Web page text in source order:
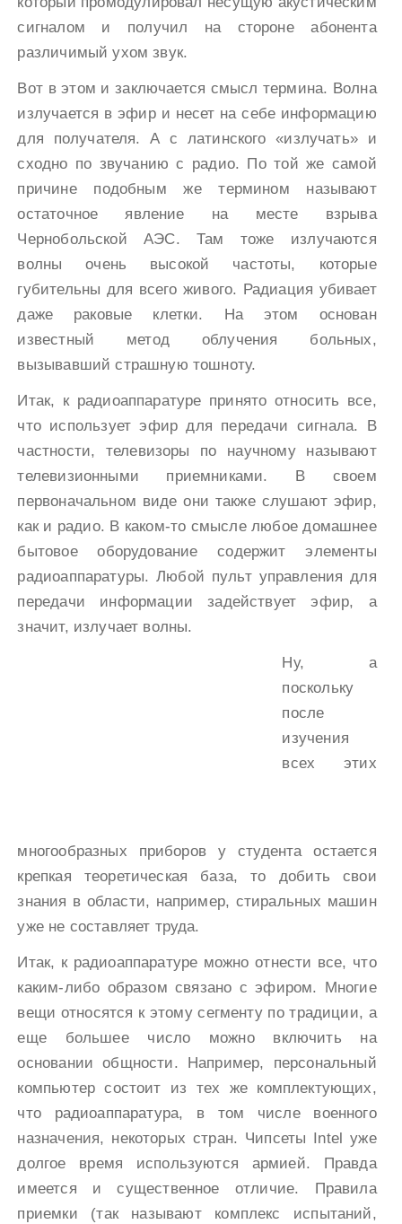
сигналом и получил на стороне абонента
различимый ухом звук.
Вот в этом и заключается смысл термина. Волна
излучается в эфир и несет на себе информацию
для получателя. А с латинского «излучать» и
сходно по звучанию с радио. По той же самой
причине подобным же термином называют
остаточное явление на месте взрыва
Чернобольской АЭС. Там тоже излучаются
волны очень высокой частоты, которые
губительны для всего живого. Радиация убивает
даже раковые клетки. На этом основан
известный метод облучения больных,
вызывавший страшную тошноту.
Итак, к радиоаппаратуре принято относить все,
что использует эфир для передачи сигнала. В
частности, телевизоры по научному называют
телевизионными приемниками. В своем
первоначальном виде они также слушают эфир,
как и радио. В каком-то смысле любое домашнее
бытовое оборудование содержит элементы
радиоаппаратуры. Любой пульт управления для
передачи информации задействует эфир, а
значит, излучает волны.
Ну, а
поскольку
после
изучения
всех этих
многообразных приборов у студента остается
крепкая теоретическая база, то добить свои
знания в области, например, стиральных машин
уже не составляет труда.
Итак, к радиоаппаратуре можно отнести все, что
каким-либо образом связано с эфиром. Многие
вещи относятся к этому сегменту по традиции, а
еще большее число можно включить на
основании общности. Например, персональный
компьютер состоит из тех же комплектующих,
что радиоаппаратура, в том числе военного
назначения, некоторых стран. Чипсеты Intel уже
долгое время используются армией. Правда
имеется и существенное отличие. Правила
приемки (так называют комплекс испытаний,